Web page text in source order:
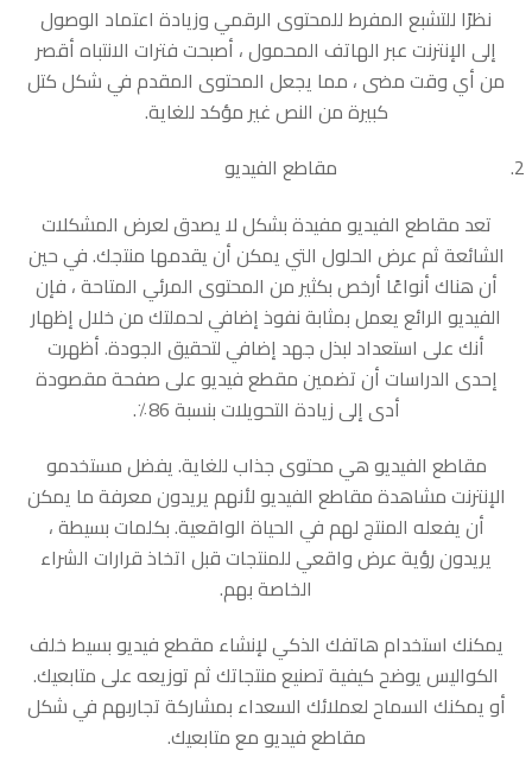
نظرًا للتشبع المفرط للمحتوى الرقمي وزيادة اعتماد الوصول
إلى الإنترنت عبر الهاتف المحمول ، أصبحت فترات الانتباه أقصر
من أي وقت مضى ، مما يجعل المحتوى المقدم في شكل كتل
كبيرة من النص غير مؤكد للغاية.
مقاطع الفيديو
تعد مقاطع الفيديو مفيدة بشكل لا يصدق لعرض المشكلات
الشائعة ثم عرض الحلول التي يمكن أن يقدمها منتجك. في حين
أن هناك أنواعًا أرخص بكثير من المحتوى المرئي المتاحة ، فإن
الفيديو الرائع يعمل بمثابة نفوذ إضافي لحملتك من خلال إظهار
أنك على استعداد لبذل جهد إضافي لتحقيق الجودة. أظهرت
إحدى الدراسات أن تضمين مقطع فيديو على صفحة مقصودة
أدى إلى زيادة التحويلات بنسبة 86٪.
مقاطع الفيديو هي محتوى جذاب للغاية. يفضل مستخدمو
الإنترنت مشاهدة مقاطع الفيديو لأنهم يريدون معرفة ما يمكن
أن يفعله المنتج لهم في الحياة الواقعية. بكلمات بسيطة ،
يريدون رؤية عرض واقعي للمنتجات قبل اتخاذ قرارات الشراء
الخاصة بهم.
يمكنك استخدام هاتفك الذكي لإنشاء مقطع فيديو بسيط خلف
الكواليس يوضح كيفية تصنيع منتجاتك ثم توزيعه على متابعيك.
أو يمكنك السماح لعملائك السعداء بمشاركة تجاربهم في شكل
مقاطع فيديو مع متابعيك.